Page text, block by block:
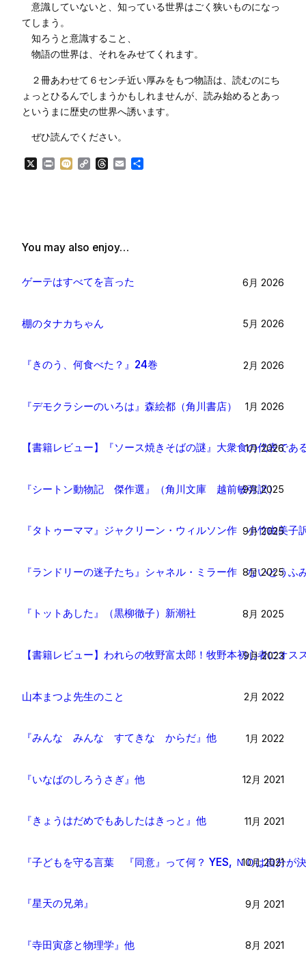
意識していないと、知っている世界はごく狭いものになっ
てしまう。
知ろうと意識すること、
物語の世界は、それをみせてくれます。
２冊あわせて６センチ近い厚みをもつ物語は、読むのにち
ょっとひるんでしまうかもしれませんが、読み始めるとあっ
というまに歴史の世界へ誘います。
ぜひ読んでください。
X Print Mixi CopyThreads
Email
You may also enjoy…
ゲーテはすべてを言った 6月 2026
棚のタナカちゃん 5月 2026
『きのう、何食べた？』24巻 2月 2026
『デモクラシーのいろは』森絵都（角川書店） 1月 2026
【書籍レビュー】『ソース焼きそばの謎』大衆食の代表で
1月 2026
『シートン動物記 傑作選』（角川文庫 越前敏弥訳）
9月 2025
『タトゥーママ』ジャクリーン・ウィルソン作 小竹由美子
9月 2025
『ランドリーの迷子たち』シャネル・ミラー作 ないとうふ
8月 2025
『トットあした』（黒柳徹子）新潮社 8月 2025
【書籍レビュー】われらの牧野富太郎！牧野本初心者にオ
9月 2023
山本まつよ先生のこと 2月 2022
『みんな みんな すてきな からだ』他 1月 2022
『いなばのしろうさぎ』他 12月 2021
『きょうはだめでもあしたはきっと』他 11月 2021
『子どもを守る言葉 『同意』って何？ YES, ＮＯは自分が
10月 2021
『星天の兄弟』 9月 2021
『寺田寅彦と物理学』他 8月 2021